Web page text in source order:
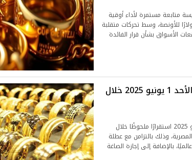
متابعة مستمرة لأداء أوقية
عالميًا، والتي سجلت نحو 3961 دولارًا للأونصة، وسط تحركات متقلبة
الأسواق بشأن قرار الفائدة
أسعار الذهب اليوم في مصر الأحد 1 يونيو 2025 خلال
شهدت أسعار الذهب اليوم الأحد 1 يونيو 2025 استقرارًا ملحوظًا خلال
وذلك بالتزامن مع عطلة
بالإضافة إلى إجازة الصاغة